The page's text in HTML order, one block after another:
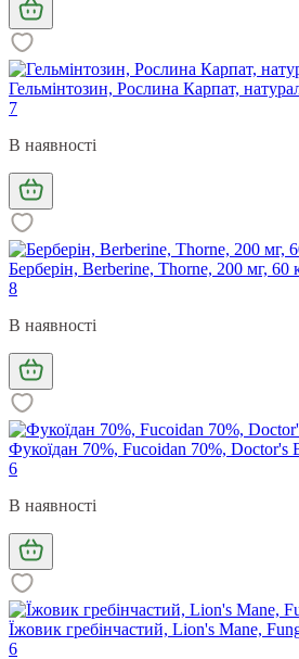
Гельмінтозин, Рослина Карпат,
7
В наявності
Берберін, Berberine, Thorne, 200 мг, 60
8
В наявності
Фукоїдан 70%, Fucoidan 70%, Doctor's
6
В наявності
Їжовик гребінчастий, Lion's Mane,
6